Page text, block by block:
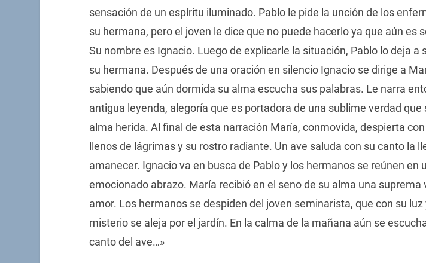
sensación de un espíritu iluminado. Pablo le pide la unción de los
su hermana, pero el joven le dice que no puede hacerlo ya que aún es
Su nombre es Ignacio. Luego de explicarle la situación, Pablo lo deja a
su hermana. Después de una oración en silencio Ignacio se dirige a
sabiendo que aún dormida su alma escucha sus palabras. Le narra
antigua leyenda, alegoría que es portadora de una sublime verdad que
alma herida. Al final de esta narración María, conmovida, despierta
llenos de lágrimas y su rostro radiante. Un ave saluda con su canto la
amanecer. Ignacio va en busca de Pablo y los hermanos se reúnen en
emocionado abrazo. María recibió en el seno de su alma una suprema
amor. Los hermanos se despiden del joven seminarista, que con su luz
misterio se aleja por el jardín. En la calma de la mañana aún se
canto del ave…»